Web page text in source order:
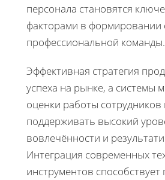
персонала становятся
факторами в формировании
профессиональной команды.
Эффективная стратегия
успеха на рынке, а системы
оценки работы
поддерживать высокий
вовлечённости и
Интеграция современных
инструментов